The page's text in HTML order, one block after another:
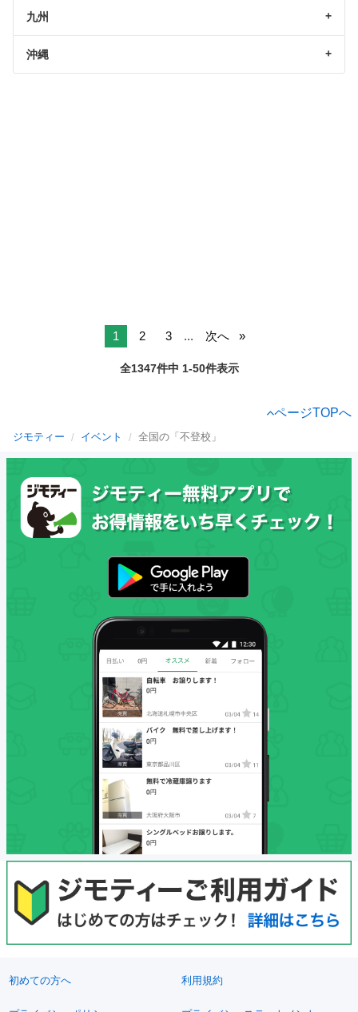
九州
沖縄
1 2 3 ... 次へ
全1347件中 1-50件表示
ページTOPへ
ジモティー イベント 全国の「不登校」
初めての方へ 利用規約